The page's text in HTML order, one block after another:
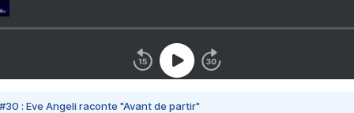
#30 : Eve Angeli raconte "Avant de partir"